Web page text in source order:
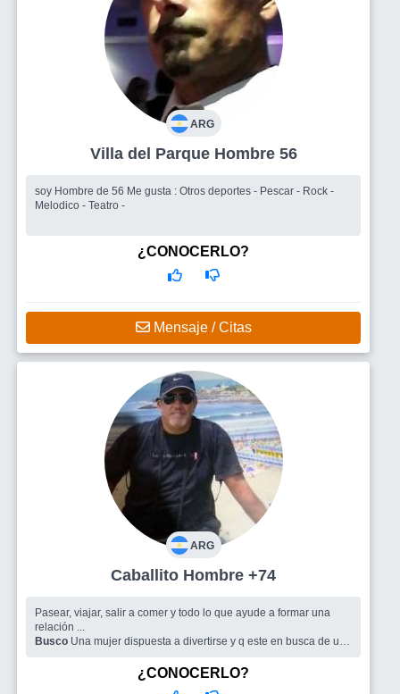
ARG
Villa del Parque Hombre 56
soy Hombre de 56 Me gusta : Otros deportes - Pescar - Rock -
Melodico - Teatro -
¿CONOCERLO?
Mensaje / Citas
ARG
Caballito Hombre +74
Pasear, viajar, salir a comer y todo lo que ayude a formar una
relación ...
Busco Una mujer dispuesta a divertirse y q este en busca de una
¿CONOCERLO?